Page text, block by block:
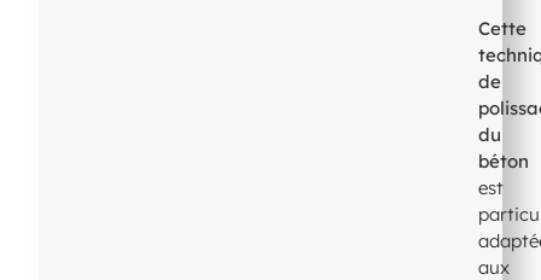
Cette
de
du
béton
est
aux